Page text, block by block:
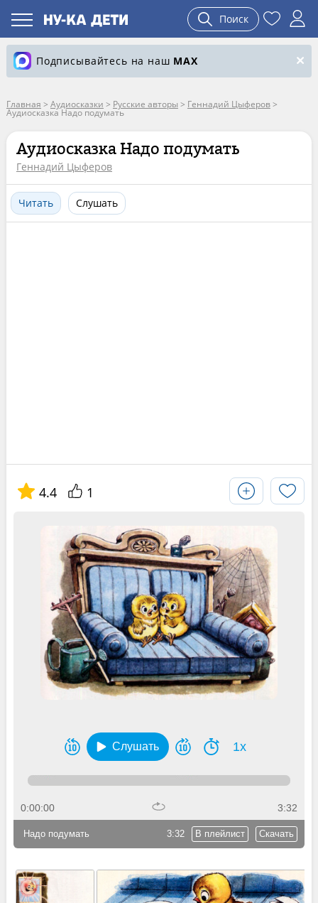
Поиск
Подписывайтесь на наш MAX
Главная > Аудиосказки > Русские авторы > Геннадий Цыферов>
Аудиосказка Надо подумать
Аудиосказка Надо подумать
Геннадий Цыферов
Читать Слушать
4.4 1
Слушать 1x
0:00:00 3:32
3:32 В плейлист Скачать
Надо подумать